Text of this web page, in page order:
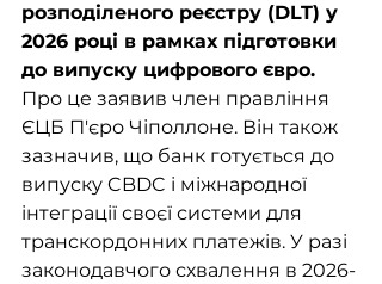
розподіленого реєстру (DLT) у
2026 році в рамках підготовки
до випуску цифрового євро.
Про це заявив член правління
ЄЦБ П'єро Чіполлоне. Він також
зазначив, що банк готується до
випуску CBDC і міжнародної
інтеграції своєї системи для
транскордонних платежів. У разі
законодавчого схвалення в 2026-